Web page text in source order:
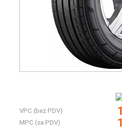
VPC (bez PDV)
MPC (sa PDV)